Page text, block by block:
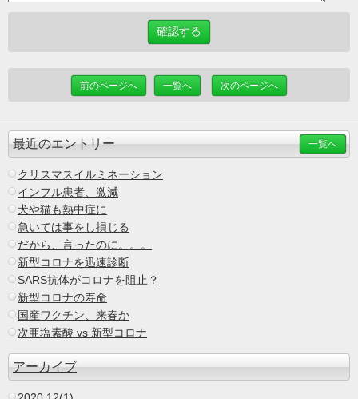
前のページへ 一覧へ 次のページへ
最近のエントリー 一覧へ
クリスマスイルミネーション
インフル患者、激減
犬や猫も熱中症に
急いては事をし損じる
だから、言ったのに。。。
新型コロナを迅速診断
SARS抗体がコロナを阻止？
新型コロナの寿命
国産ワクチン、来春か
次亜塩素酸 vs 新型コロナ
アーカイブ